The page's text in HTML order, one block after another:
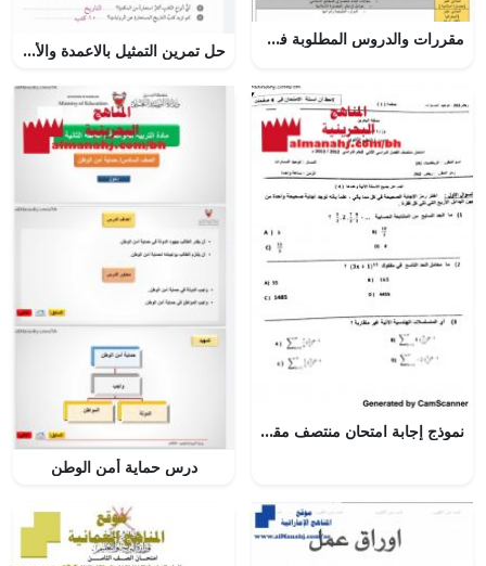
مقررات والدروس المطلوبة في الاختبار القصير الأول (الامتحانات) الحادي عشر
حل تمرين التمثيل بالاعمدة والأعمدة المزدوجة
نموذج إجابة امتحان منتصف مقرر ريض 262 بخط اليد (رياضيات) الثاني الثانوي
درس حماية أمن الوطن